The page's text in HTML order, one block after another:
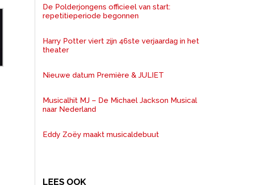
De Polderjongens officieel van start:
repetitieperiode begonnen
Harry Potter viert zijn 46ste verjaardag in het
theater
Nieuwe datum Première & JULIET
Musicalhit MJ – De Michael Jackson Musical
naar Nederland
Eddy Zoëy maakt musicaldebuut
LEES OOK